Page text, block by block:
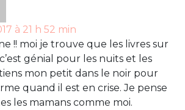
à 21 h 52 min
!! moi je trouve que les livres sur
génial pour les nuits et les
mon petit dans le noir pour
quand il est en crise. Je pense
les mamans comme moi.